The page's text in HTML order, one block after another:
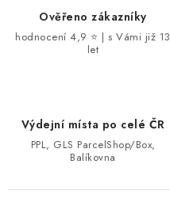
Ověřeno zákazníky
hodnocení 4,9 ⭐ | s Vámi již 13
let
Výdejní místa po celé ČR
PPL, GLS ParcelShop/Box,
Balíkovna